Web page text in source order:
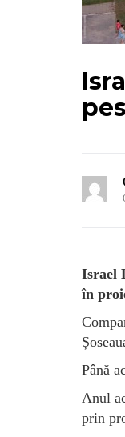
Israel
în
Până
Anul
prin